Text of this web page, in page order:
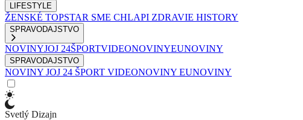
LIFESTYLE
ŽENSKÉ TOPSTAR SME CHLAPI ZDRAVIE HISTORY
SPRAVODAJSTVO
NOVINYJOJ 24ŠPORTVIDEONOVINYEUNOVINY
SPRAVODAJSTVO
NOVINY JOJ 24 ŠPORT VIDEONOVINY EUNOVINY
Svetlý Dizajn